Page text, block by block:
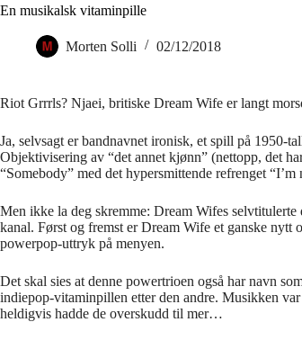
En musikalsk vitaminpille
Morten Solli 02/12/2018
Riot Grrrls? Njaei, britiske Dream Wife er langt
Ja, selvsagt er bandnavnet ironisk, et spill på 1950-
Objektivisering av “det annet kjønn” (nettopp, det
“Somebody” med det hypersmittende refrenget
Men ikke la deg skremme: Dream Wifes
kanal. Først og fremst er Dream Wife et ganske
powerpop-uttryk på menyen.
Det skal sies at denne powertrioen også har navn
indiepop-vitaminpillen etter den andre. Musikken
heldigvis hadde de overskudd til mer…